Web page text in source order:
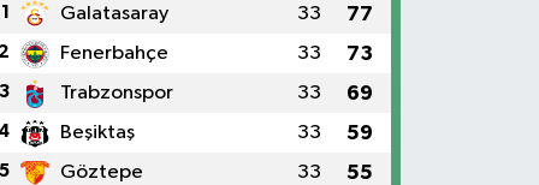
1 Galatasaray 33 77
Fenerbahçe 33 73
3 Trabzonspor 33 69
Beşiktaş 33 59
5 Göztepe 33 55